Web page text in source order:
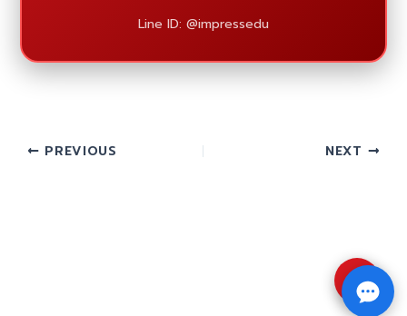
Line ID: @impressedu
PREVIOUS NEXT
⇧